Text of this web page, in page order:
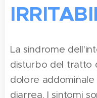
La sindrome
disturbo del tratto
dolore
diarrea. I sintomi